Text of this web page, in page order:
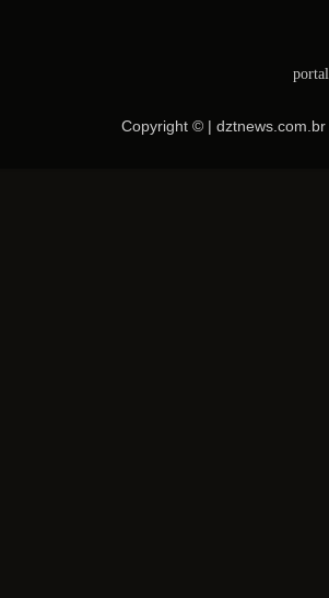
Copyright © |